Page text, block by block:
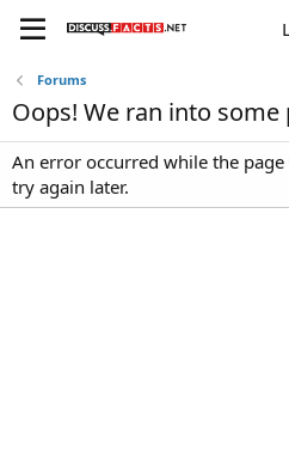
Forums
Oops! We ran into some
An error occurred while the
try again later.